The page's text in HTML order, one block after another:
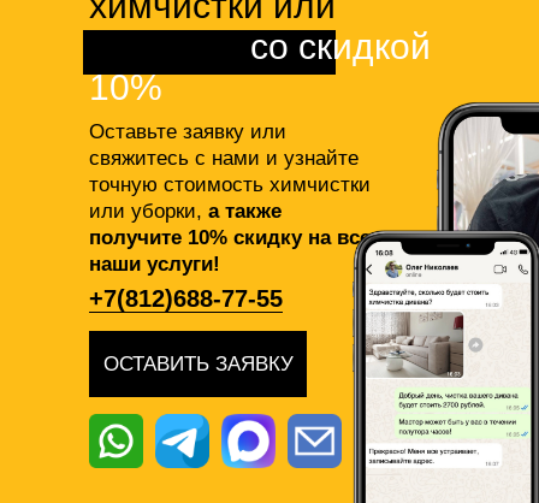
Оставьте заявку или
свяжитесь с нами и узнайте
точную стоимость химчистки
или уборки, а также
получите 10% скидку на все
наши услуги!
со скидкой
10%
ОСТАВИТЬ ЗАЯВКУ
+7(812)688-77-55